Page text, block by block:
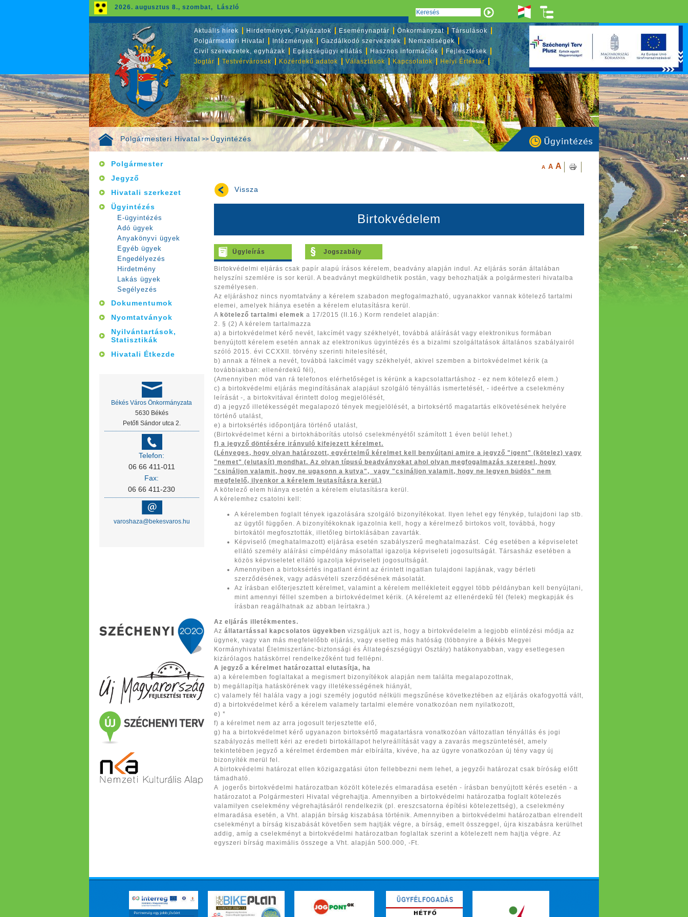
Polgármesteri Hivatal >> Ügyintézés
2026. augusztus 8., szombat, László
Aktuális hírek Hirdetmények, Pályázatok Eseménynaptár Önkormányzat
Társulások
Polgármesteri Hivatal
Intézmények Gazdálkodó szervezetek
Nemzetiségek
Civil szervezetek, egyházak
Egészségügyi ellátás Hasznos információk
Fejlesztések
Jogtár
Testvérvárosok Közérdekű adatok Választások Kapcsolatok Helyi Értéktár
Polgármester
Jegyző
Hivatali szerkezet
Ügyintézés
E-ügyintézés
Adó ügyek
Anyakönyvi ügyek
Egyéb ügyek
Engedélyezés
Hirdetmény
Lakás ügyek
Segélyezés
Dokumentumok
Nyomtatványok
Nyilvántartások,
Statisztikák
Hivatali Étkezde
Békés Város Önkormányzata
5630 Békés
Petőfi Sándor utca 2.
Telefon:
06 66 411-011
Fax:
06 66 411-230
varoshaza@bekesvaros.hu
A A A
Vissza
Birtokvédelem
Ügyleírás Jogszabály
Birtokvédelmi eljárás csak papír alapú írásos kérelem, beadvány alapján indul. Az eljárás során általában
helyszíni szemlére is sor kerül. A beadványt megküldhetik postán, vagy behozhatják a polgármesteri hivatalba
személyesen.
Az eljáráshoz nincs nyomtatvány a kérelem szabadon megfogalmazható, ugyanakkor vannak kötelező tartalmi
elemei, amelyek hiánya esetén a kérelem elutasításra kerül.
A kötelező tartalmi elemek a 17/2015 (II.16.) Korm rendelet alapján:
2. § (2) A kérelem tartalmazza
a) a birtokvédelmet kérő nevét, lakcímét vagy székhelyét, továbbá aláírását vagy elektronikus formában
benyújtott kérelem esetén annak az elektronikus ügyintézés és a bizalmi szolgáltatások általános szabályairól
szóló 2015. évi CCXXII. törvény szerinti hitelesítését,
b)annak a félnek a nevét, továbbá lakcímét vagy székhelyét, akivel szemben a birtokvédelmet kérik (a
továbbiakban: ellenérdekű fél),
(Amennyiben mód van rá telefonos elérhetőséget is kérünk a kapcsolattartáshoz - ez nem kötelező elem.)
c)a birtokvédelmi eljárás megindításának alapjául szolgáló tényállás ismertetését, - ideértve a cselekmény
leírását -, a birtokvitával érintett dolog megjelölését,
d)a jegyző illetékességét megalapozó tények megjelölését, a birtoksértő magatartás elkövetésének helyére
történő utalást,
e)a birtoksértés időpontjára történő utalást,
(Birtokvédelmet kérni a birtokháborítás utolsó cselekményétől számított 1 éven belül lehet.)
f) a jegyző döntésére irányuló kifejezett kérelmet.
(Lényeges, hogy olyan határozott, egyértelmű kérelmet kell benyújtani amire a jegyző "igent" (kötelez) vagy
"nemet" (elutasít) mondhat. Az olyan típusú beadványokat ahol olyan megfogalmazás szerepel, hogy
"csináljon valamit, hogy ne ugasonn a kutya", vagy "csináljon valamit, hogy ne legyen büdös" nem
megfelelő, ilyenkor a kérelem leutasításra kerül.)
A kötelező elem hiánya esetén a kérelem elutasításra kerül.
A kérelemhez csatolni kell:
A kérelemben foglalt tények igazolására szolgáló bizonyítékokat. Ilyen lehet egy fénykép, tulajdoni lap stb.
az ügytől függően. A bizonyítékoknak igazolnia kell, hogy a kérelmező birtokos volt, továbbá, hogy
birtokától megfosztották, illetőleg birtoklásában zavarták.
Képviselő (meghatalmazott) eljárása esetén szabályszerű meghatalmazást. Cég esetében a képviseletet
ellátó személy aláírási címpéldány másolattal igazolja képviseleti jogosultságát. Társasház esetében a
közös képviseletet ellátó igazolja képviseleti jogosultságát.
Amennyiben a birtoksértés ingatlant érint az érintett ingatlan tulajdoni lapjának, vagy bérleti
szerződésének, vagy adásvételi szerződésének másolatát.
Az írásban előterjesztett kérelmet, valamint a kérelem mellékleteit eggyel több példányban kell benyújtani,
mint amennyi féllel szemben a birtokvédelmet kérik. (A kérelemt az ellenérdekű fél (felek) megkapják és
írásban reagálhatnak az abban leírtakra.)
Az eljárás illetékmentes.
Azállatartással kapcsolatos ügyekben vizsgáljuk azt is, hogy a birtokvédelelm a legjobb elintézési módja az
ügynek, vagy van más megfelelőbb eljárás, vagy esetleg más hatóság (többnyire a Békés Megyei
Kormányhivatal Élelmiszerlánc-biztonsági és Állategészségügyi Osztály) hatákonyabban, vagy esetlegesen
kizárólagos hatáskörrel rendelkezőként tud fellépni.
A jegyző a kérelmet határozattal elutasítja, ha
a) a kérelemben foglaltakat a megismert bizonyítékok alapján nem találta megalapozottnak,
b) megállapítja hatáskörének vagy illetékességének hiányát,
c) valamely fél halála vagy a jogi személy jogutód nélküli megszűnése következtében az eljárás okafogyottá vált,
d) a birtokvédelmet kérő a kérelem valamely tartalmi elemére vonatkozóan nem nyilatkozott,
e) *
f) a kérelmet nem az arra jogosult terjesztette elő,
g) ha a birtokvédelmet kérő ugyanazon birtoksértő magatartásra vonatkozóan változatlan tényállás és jogi
szabályozás mellett kéri az eredeti birtokállapot helyreállítását vagy a zavarás megszüntetését, amely
tekintetében jegyző a kérelmet érdemben már elbírálta, kivéve, ha az ügyre vonatkozóan új tény vagy új
bizonyíték merül fel.
A birtokvédelmi határozat ellen közigazgatási úton fellebbezni nem lehet, a jegyzői határozat csak bíróság előtt
támadható.
A jogerős birtokvédelmi határozatban közölt kötelezés elmaradása esetén - írásban benyújtott kérés esetén - a
határozatot a Polgármesteri Hivatal végrehajtja. Amennyiben a birtokvédelmi határozatba foglalt kötelezés
valamilyen cselekmény végrehajtásáról rendelkezik (pl. ereszcsatorna építési kötelezettség), a cselekmény
elmaradása esetén, a Vht. alapján bírság kiszabása történik. Amennyiben a birtokvédelmi határozatban elrendelt
cselekményt a bírság kiszabását követően sem hajtják végre, a bírság, emelt összeggel, újra kiszabásra kerülhet
addig, amíg a cselekményt a birtokvédelmi határozatban foglaltak szerint a kötelezett nem hajtja végre. Az
egyszeri bírság maximális összege a Vht. alapján 500.000, -Ft.